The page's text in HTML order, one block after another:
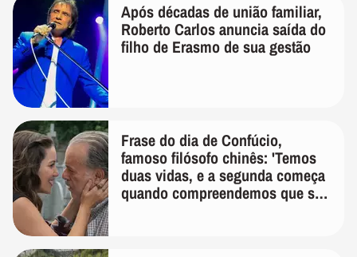
Após décadas de união familiar,
Roberto Carlos anuncia saída do
filho de Erasmo de sua gestão
Frase do dia de Confúcio,
famoso filósofo chinês: 'Temos
duas vidas, e a segunda começa
quando compreendemos que só